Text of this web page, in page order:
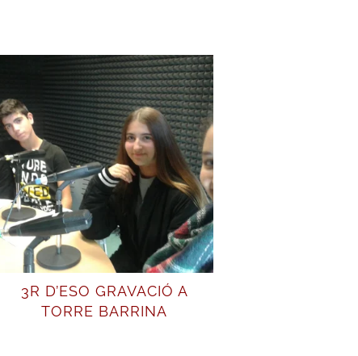
3R D’ESO GRAVACIÓ A
TORRE BARRINA